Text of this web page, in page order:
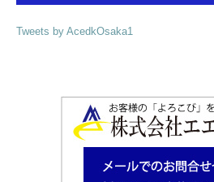
Tweets by AcedkOsaka1